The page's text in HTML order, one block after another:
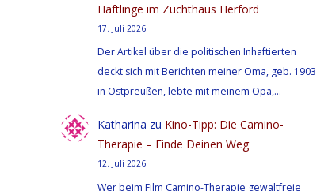
Häftlinge im Zuchthaus Herford
17. Juli 2026
Der Artikel über die politischen Inhaftierten
deckt sich mit Berichten meiner Oma, geb. 1903
in Ostpreußen, lebte mit meinem Opa,…
Katharina zu Kino-Tipp: Die Camino-
Therapie – Finde Deinen Weg
12. Juli 2026
Wer beim Film Camino-Therapie gewaltfreie